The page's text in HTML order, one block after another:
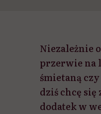
Niezależnie
przerwie na
śmietaną
dziś chcę
dodatek w